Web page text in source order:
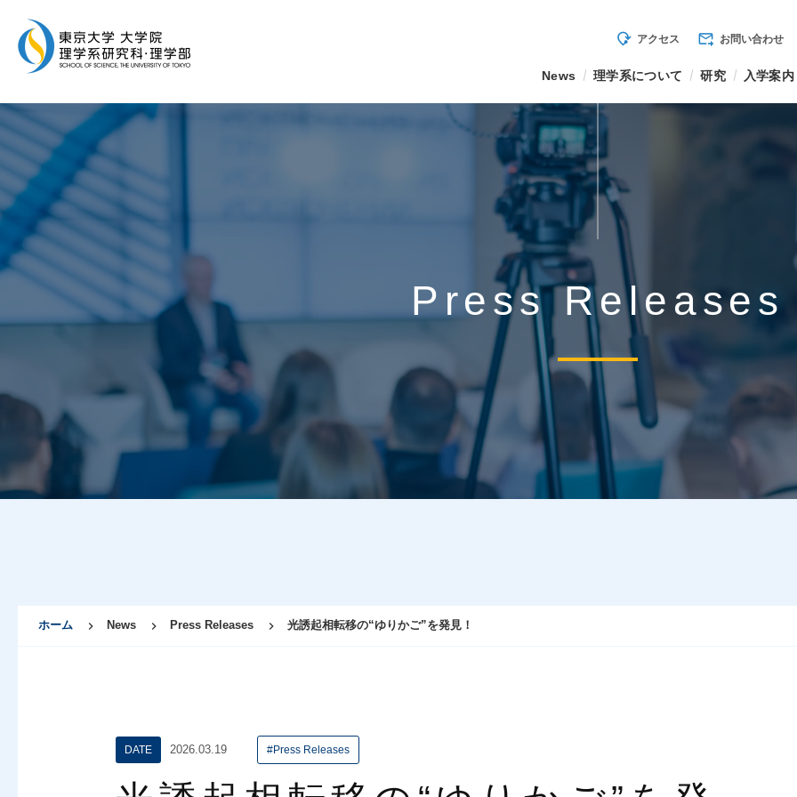
mode_of_travel アクセス forward_to_inbox お問い合わせ
News 理学系について 研究 入学案内
Press Releases
ホーム News Press Releases 光誘起相転移の“ゆりかご”を発見！
DATE 2026.03.19 #Press Releases